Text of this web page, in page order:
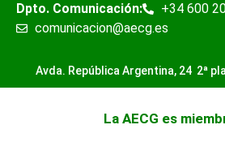
Dpto. Comunicación:
+34 600
comunicacion@aecg.es
Avda. República Argentina, 24 2ª
La AECG es